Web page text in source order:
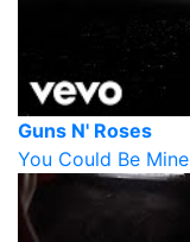
Guns N' Roses
You Could Be Mine